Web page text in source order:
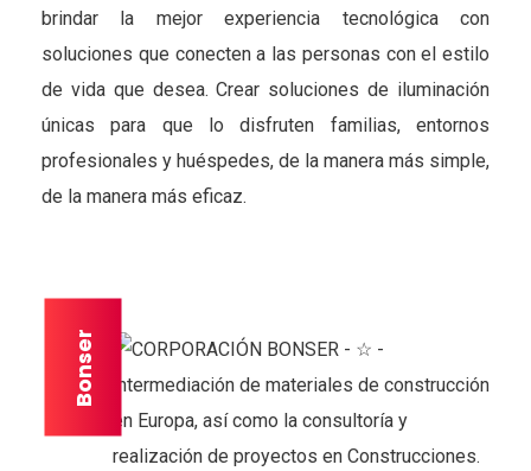
brindar la mejor experiencia tecnológica con
soluciones que conecten a las personas con el estilo
de vida que desea. Crear soluciones de iluminación
únicas para que lo disfruten familias, entornos
profesionales y huéspedes, de la manera más simple,
de la manera más eficaz.
Bonser